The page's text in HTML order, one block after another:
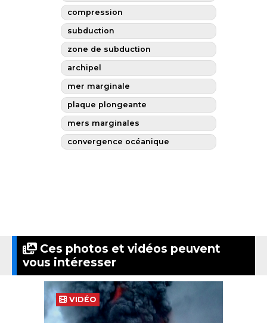
compression
subduction
zone de subduction
archipel
mer marginale
plaque plongeante
mers marginales
convergence océanique
Ces photos et vidéos peuvent
vous intéresser
VIDÉO